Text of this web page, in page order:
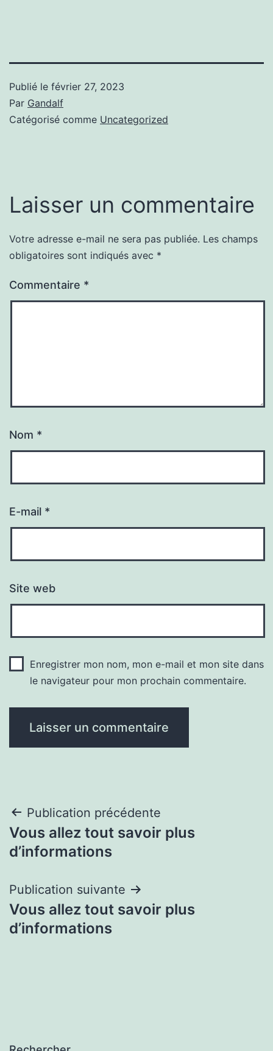
Publié le février 27, 2023
Par Gandalf
Catégorisé comme Uncategorized
Laisser un commentaire
Votre adresse e-mail ne sera pas publiée. Les champs
obligatoires sont indiqués avec *
Commentaire *
Nom *
E-mail *
Site web
Enregistrer mon nom, mon e-mail et mon site dans
le navigateur pour mon prochain commentaire.
Navigation
de
Publication précédente
Vous allez tout savoir plus
d’informations
Publication suivante
Vous allez tout savoir plus
d’informations